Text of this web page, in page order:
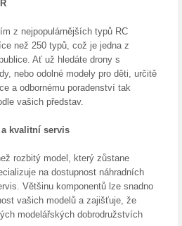
Sleva 20
svém
33 %
Slevový